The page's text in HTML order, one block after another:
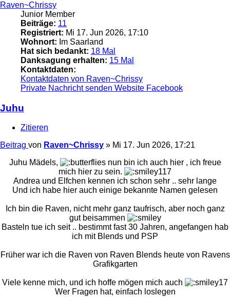
Raven~Chrissy
Junior Member
Beiträge: 11
Registriert: Mi 17. Jun 2026, 17:10
Wohnort: Im Saarland
Hat sich bedankt: 18 Mal
Danksagung erhalten: 15 Mal
Kontaktdaten:
Kontaktdaten von Raven~Chrissy
Private Nachricht senden Website Facebook
Juhu
Zitieren
Beitrag von Raven~Chrissy » Mi 17. Jun 2026, 17:21
Juhu Mädels,
nun bin ich auch hier , ich freue
mich hier zu sein.
Andrea und Elfchen kennen ich schon sehr .. sehr lange
Und ich habe hier auch einige bekannte Namen gelesen
Ich bin die Raven, nicht mehr ganz taufrisch, aber noch ganz
gut beisammen
Basteln tue ich seit .. bestimmt fast 30 Jahren, angefangen hab
ich mit Blends und PSP
Früher war ich die Raven von Raven Blends heute von Ravens
Grafikgarten
Viele kenne mich, und ich hoffe mögen mich auch
Wer Fragen hat, einfach loslegen